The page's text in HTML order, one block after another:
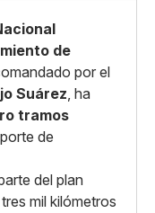
de
por el
Suárez, ha
tramos
de
del plan
mil kilómetros